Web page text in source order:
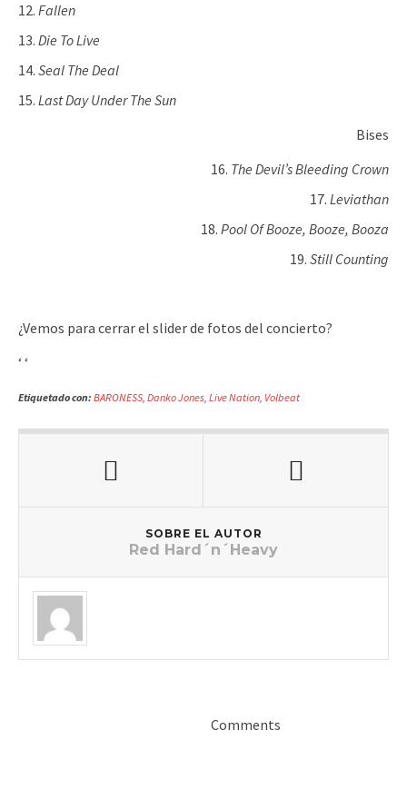
Fallen
Die To Live
Seal The Deal
Last Day Under The Sun
Bises
The Devil’s Bleeding Crown
Leviathan
Pool Of Booze, Booze, Booza
Still Counting
¿Vemos para cerrar el slider de fotos del concierto?
‘ ‘
Etiquetado con: BARONESS, Danko Jones, Live Nation, Volbeat
SOBRE EL AUTOR
Red Hard´n´Heavy
Comments